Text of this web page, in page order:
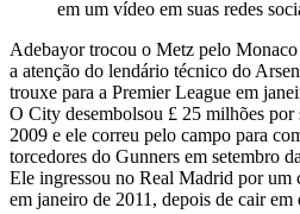
em um vídeo em suas redes
Adebayor trocou o Metz pelo
a atenção do lendário técnico do
trouxe para a Premier League em
O City desembolsou £ 25 milhões por
2009 e ele correu pelo campo para
torcedores do Gunners em setembro
Ele ingressou no Real Madrid por um
em janeiro de 2011, depois de cair em